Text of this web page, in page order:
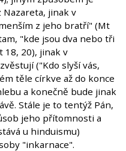
Nazareta, jinak v
z jeho bratří" (Mt
"kde jsou dva nebo tři
18, 20), jinak v
("Kdo slyší vás,
těle církve až do konce
a konečně bude jinak
Stále je to tentýž Pán,
jeho přítomnosti a
u hinduismu)
"inkarnace".